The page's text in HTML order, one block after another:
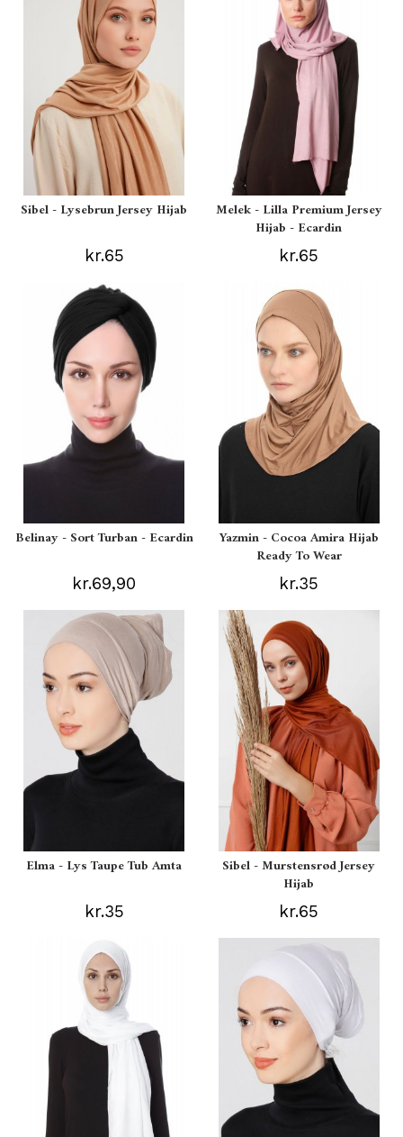
Sibel - Lysebrun Jersey Hijab
kr.65
Melek - Lilla Premium Jersey
Hijab - Ecardin
kr.65
Belinay - Sort Turban - Ecardin
kr.69,90
Yazmin - Cocoa Amira Hijab
Ready To Wear
kr.35
Elma - Lys Taupe Tub Amta
kr.35
Sibel - Murstensrød Jersey
Hijab
kr.65